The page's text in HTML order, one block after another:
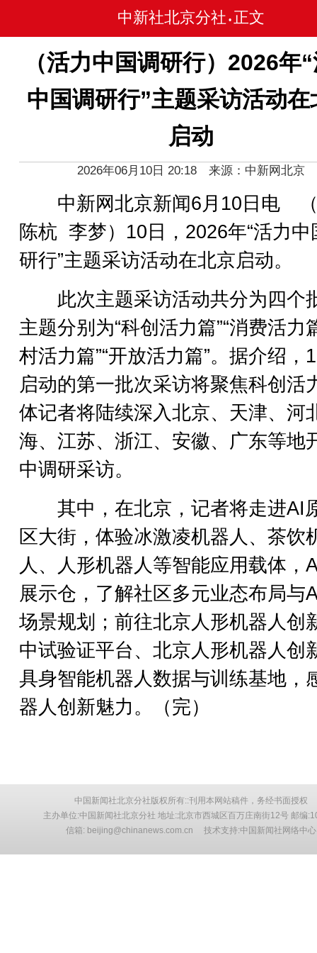
中新社北京分社 • 正文
（活力中国调研行）2026年
中国调研行”主题采访活动在
启动
2026年06月10日 20:18 来源：中新网北京
中新网北京新闻6月10日电
陈杭 李梦）10日，2026年“活力中
研行”主题采访活动在北京启动。
此次主题采访活动共分为四个
主题分别为“科创活力篇”“消费活力
村活力篇”“开放活力篇”。据介绍，
启动的第一批次采访将聚焦科创活
体记者将陆续深入北京、天津、河
海、江苏、浙江、安徽、广东等地
中调研采访。
其中，在北京，记者将走进AI
区大街，体验冰激凌机器人、茶饮
人、人形机器人等智能应用载体，
展示仓，了解社区多元业态布局与
场景规划；前往北京人形机器人创
中试验证平台、北京人形机器人创
具身智能机器人数据与训练基地，
器人创新魅力。（完）
中国新闻社北京分社版权所有::刊用本网站稿件，务经书面授权
主办单位:中国新闻社北京分社 地址:北京市西城区百万庄南街12号 邮编
信箱: beijing@chinanews.com.cn 技术支持:中国新闻社网络中心